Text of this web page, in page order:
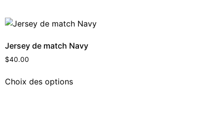
Jersey de match Navy
$40.00
Choix des options